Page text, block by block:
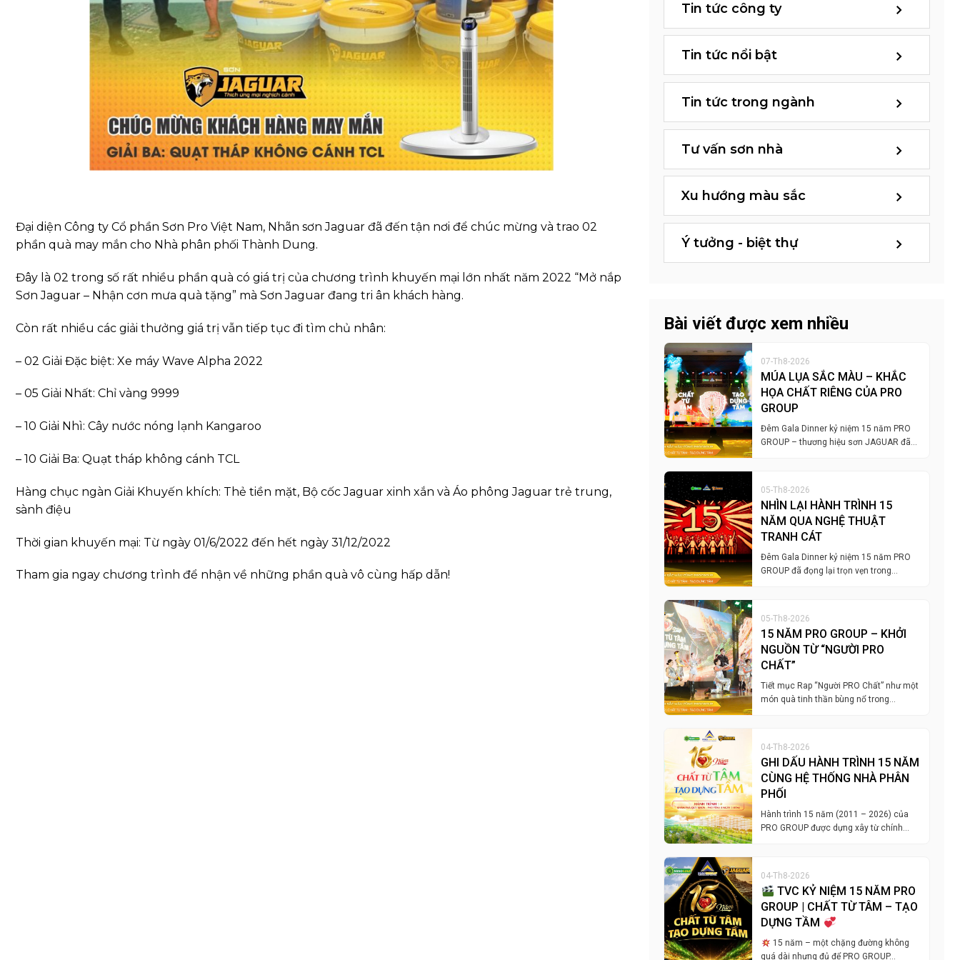
Đại diện Công ty Cổ phần Sơn Pro Việt Nam, Nhãn sơn Jaguar đã đến tận nơi để chúc mừng và trao 02
phần quà may mắn cho Nhà phân phối Thành Dung.
Đây là 02 trong số rất nhiều phần quà có giá trị của chương trình khuyến mại lớn nhất năm 2022 “Mở nắp
Sơn Jaguar – Nhận cơn mưa quà tặng” mà Sơn Jaguar đang tri ân khách hàng.
Còn rất nhiều các giải thưởng giá trị vẫn tiếp tục đi tìm chủ nhân:
– 02 Giải Đặc biệt: Xe máy Wave Alpha 2022
– 05 Giải Nhất: Chỉ vàng 9999
– 10 Giải Nhì: Cây nước nóng lạnh Kangaroo
– 10 Giải Ba: Quạt tháp không cánh TCL
Hàng chục ngàn Giải Khuyến khích: Thẻ tiền mặt, Bộ cốc Jaguar xinh xắn và Áo phông Jaguar trẻ trung,
sành điệu
Thời gian khuyến mại: Từ ngày 01/6/2022 đến hết ngày 31/12/2022
Tham gia ngay chương trình để nhận về những phần quà vô cùng hấp dẫn!
Tin tức công ty
Tin tức nổi bật
Tin tức trong ngành
Tư vấn sơn nhà
Xu hướng màu sắc
Ý tưởng - biệt thự
Bài viết được xem nhiều
07-Th8-2026
MÚA LỤA SẮC MÀU – KHẮC
HỌA CHẤT RIÊNG CỦA PRO
GROUP
Đêm Gala Dinner kỷ niệm 15 năm PRO
GROUP – thương hiệu sơn JAGUAR đã…
05-Th8-2026
NHÌN LẠI HÀNH TRÌNH 15
NĂM QUA NGHỆ THUẬT
TRANH CÁT
Đêm Gala Dinner kỷ niệm 15 năm PRO
GROUP đã đọng lại trọn vẹn trong…
05-Th8-2026
15 NĂM PRO GROUP – KHỞI
NGUỒN TỪ “NGƯỜI PRO
CHẤT”
Tiết mục Rap “Người PRO Chất” như một
món quà tinh thần bùng nổ trong…
04-Th8-2026
GHI DẤU HÀNH TRÌNH 15 NĂM
CÙNG HỆ THỐNG NHÀ PHÂN
PHỐI
Hành trình 15 năm (2011 – 2026) của
PRO GROUP được dựng xây từ chính…
04-Th8-2026
TVC KỶ NIỆM 15 NĂM PRO
GROUP | CHẤT TỪ TÂM – TẠO
DỰNG TẦM
15 năm – một chặng đường không
quá dài nhưng đủ để PRO GROUP…